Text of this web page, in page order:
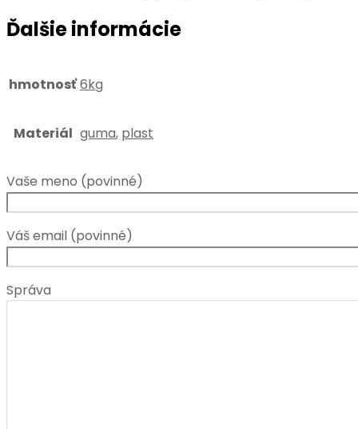
Ďalšie informácie
hmotnosť6kg
Materiál guma, plast
Vaše meno (povinné)
Váš email (povinné)
Správa